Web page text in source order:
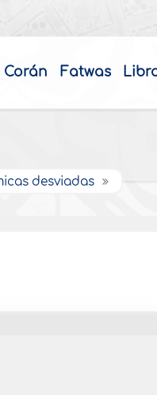
Corán Fatwas
desviadas